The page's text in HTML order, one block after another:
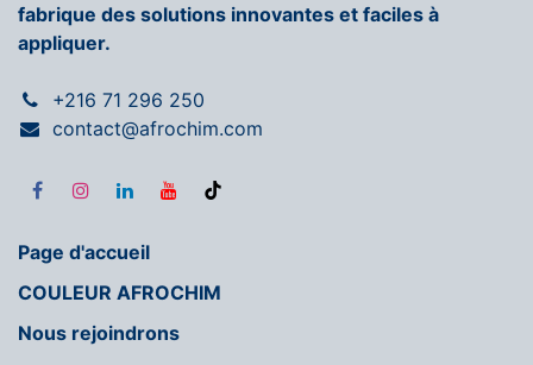
fabrique des solutions innovantes et faciles à
appliquer.
+216 71 296 250
contact@afrochim.com
Page d'accueil
COULEUR AFROCHIM
Nous rejoindrons